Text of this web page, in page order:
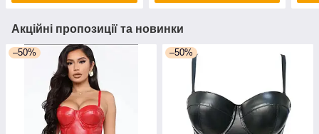
Акційні пропозиції та новинки
–50% –50%